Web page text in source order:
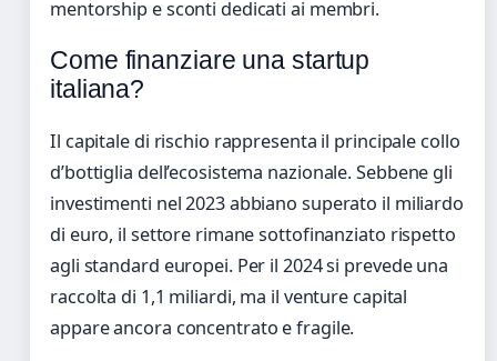
mentorship e sconti dedicati ai membri.
Come finanziare una startup
italiana?
Il capitale di rischio rappresenta il principale collo
d’bottiglia dell’ecosistema nazionale. Sebbene gli
investimenti nel 2023 abbiano superato il miliardo
di euro, il settore rimane sottofinanziato rispetto
agli standard europei. Per il 2024 si prevede una
raccolta di 1,1 miliardi, ma il venture capital
appare ancora concentrato e fragile.